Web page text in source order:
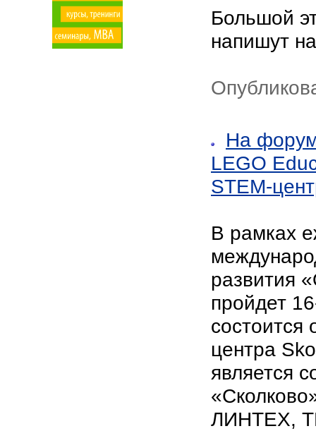
Большой
напишут
На
LEGO
STEM-
В рамках
развития
пройдет
состоится
центра
является
ЛИНТЕХ,